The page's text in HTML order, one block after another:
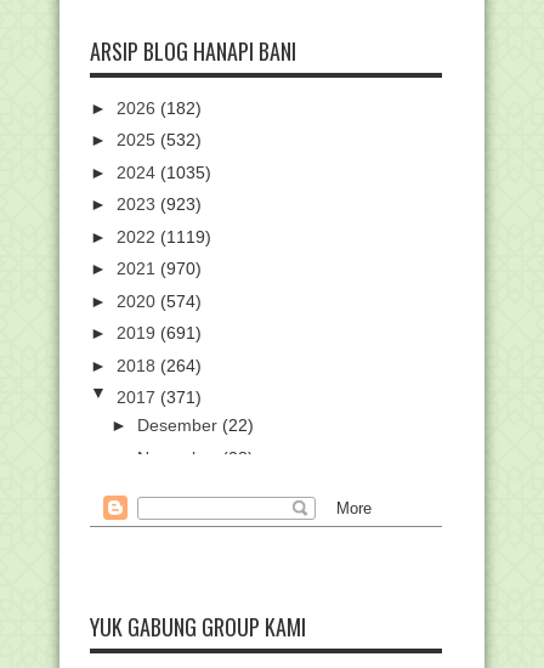
ARSIP BLOG HANAPI BANI
► 2026 (182)
► 2025 (532)
► 2024 (1035)
► 2023 (923)
► 2022 (1119)
► 2021 (970)
► 2020 (574)
► 2019 (691)
► 2018 (264)
▼ 2017 (371)
► Desember (22)
November
(28)
►September(70)
Hewan Buas tak Mau Makan Daging
Keturunan Rasulullah
YUK GABUNG GROUP KAMI